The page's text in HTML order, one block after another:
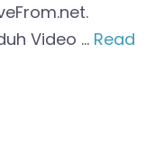
Video … Read